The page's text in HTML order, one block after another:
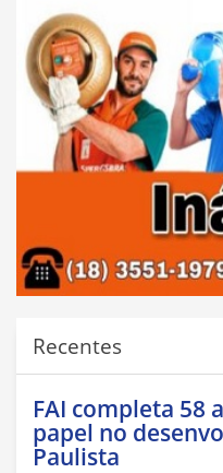
Recentes
FAI completa 58
papel no
Paulista